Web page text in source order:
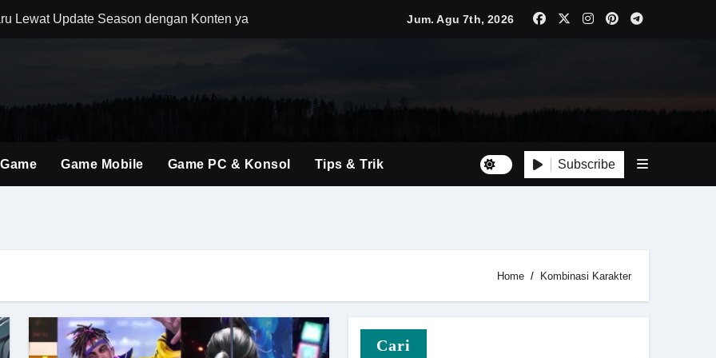
Lewat Update Season dengan Konten yang Lebih Segar
Berkat Pembaruan Gameplay dan Karakter Berkualitas
Shooter Modern dengan Dunia Pertempuran yang Lebih Luas
Material Monster Hunter Wilds dengan Teknik Gameplay Tepat
Terbaru untuk Mendominasi Setiap Pertandingan
Jum. Agu 7th, 2026
Game Mobile Game PC & Konsol Tips & Trik Subscribe
Home Kombinasi Karakter
Cari